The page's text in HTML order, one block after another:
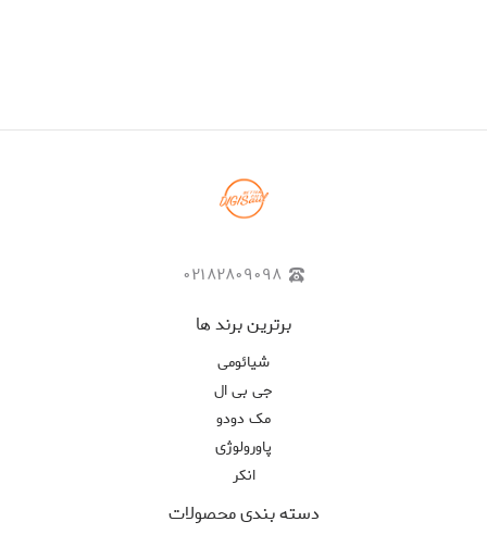
۰۲۱۸۲۸۰۹۰۹۸
برترین برند ها
شیائومی
جی بی ال
مک دودو
پاورولوژی
انکر
دسته بندی محصولات